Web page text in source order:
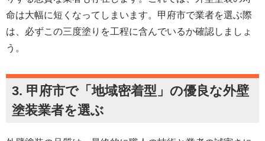
命は大幅に短くなってしまいます。甲府市で業者を選ぶ際
は、必ずこの三度塗りを工程に含んでいるか確認しましょ
う。
3. 甲府市で「地域密着型」の優良な外壁
塗装業者を選ぶ